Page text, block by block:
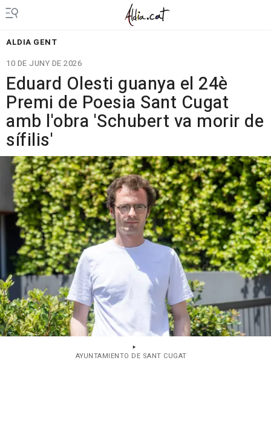
ALDIA GENT
10 DE JUNY DE 2026
Eduard Olesti guanya el 24è
Premi de Poesia Sant Cugat
amb l'obra 'Schubert va morir de
sífilis'
AYUNTAMIENTO DE SANT CUGAT